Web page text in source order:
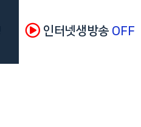
인터넷생방송 OFF